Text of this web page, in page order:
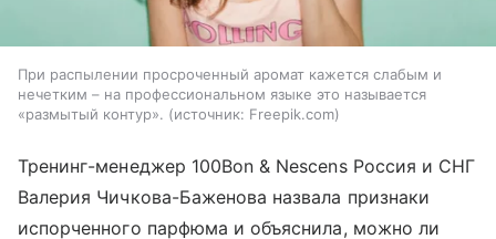
При распылении просроченный аромат кажется слабым и
нечетким – на профессиональном языке это называется
«размытый контур».
источник: Freepik.com
Тренинг-менеджер 100Bon & Nescens Россия и СНГ
Валерия Чичкова-Баженова назвала признаки
испорченного парфюма и объяснила, можно ли